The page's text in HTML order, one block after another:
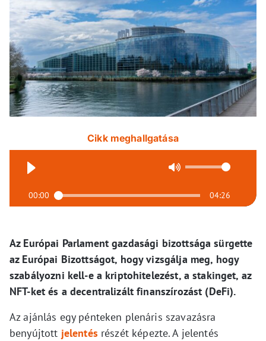
Cikk meghallgatása
00:00 04:26
Az Európai Parlament gazdasági bizottsága sürgette
az Európai Bizottságot, hogy vizsgálja meg, hogy
szabályozni kell-e a kriptohitelezést, a stakinget, az
NFT-ket és a decentralizált finanszírozást (DeFi).
Az ajánlás egy pénteken plenáris szavazásra
benyújtott jelentés részét képezte. A jelentés